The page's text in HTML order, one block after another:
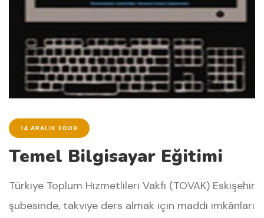
14 ARALIK 2008
Temel Bilgisayar Eğitimi
Türkiye Toplum Hizmetlileri Vakfı (TOVAK) Eskişehir
şubesinde, takviye ders almak için maddi imkânları